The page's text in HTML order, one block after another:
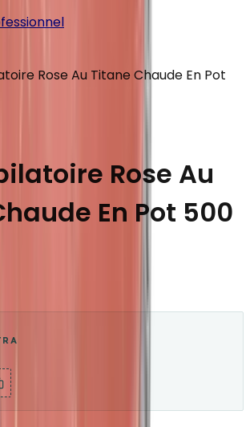
Rose Au Titane Chaude En Pot
Rose Au
En Pot 500